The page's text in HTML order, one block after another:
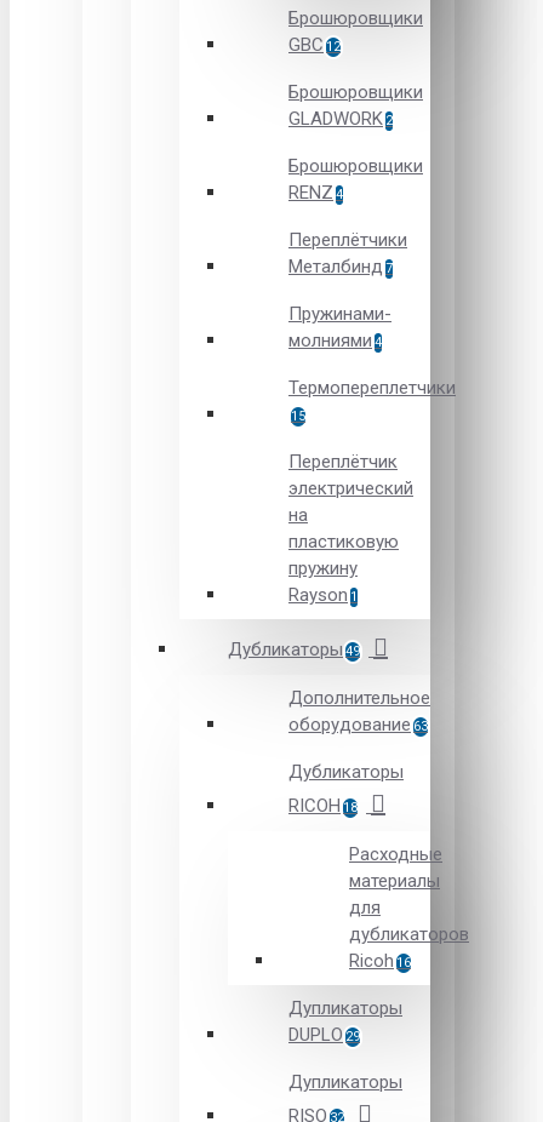
Брошюровщики
GBC 12
Брошюровщики
GLADWORK 2
Брошюровщики
RENZ 4
Переплётчики
Металбинд 7
Пружинами-
молниями 4
Термопереплетчики
15
Переплётчик
электрический
на
пластиковую
пружину
Rayson 1
Дубликаторы 49
Дополнительное
оборудование 63
Дубликаторы
RICOH 18
Расходные
материалы
для
дубликаторов
Ricoh 16
Дупликаторы
DUPLO 29
Дупликаторы
RISO 32